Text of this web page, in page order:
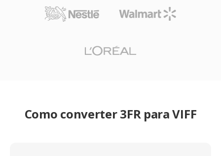
Como converter 3FR para VIFF